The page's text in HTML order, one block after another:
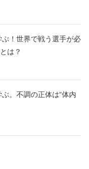
！世界で戦う選手が必
は？
。不調の正体は“体内